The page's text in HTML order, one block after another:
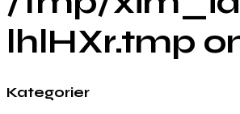
lhlHXr.tmp
Kategorier